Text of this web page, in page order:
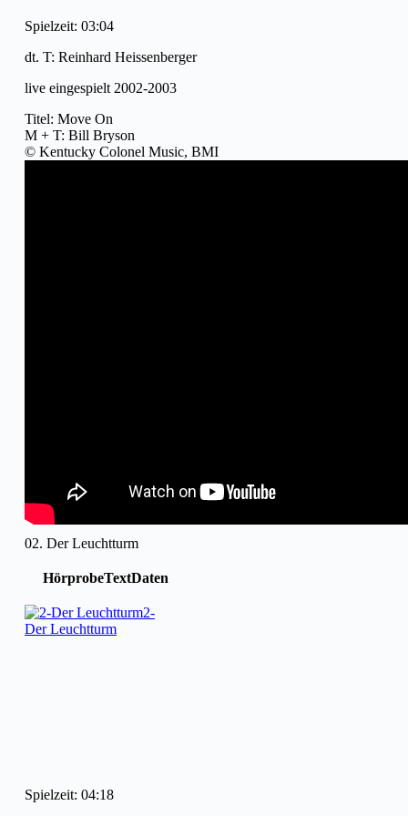
Spielzeit: 03:04
dt. T: Reinhard Heissenberger
live eingespielt 2002-2003
Titel: Move On
M + T: Bill Bryson
© Kentucky Colonel Music, BMI
02. Der Leuchtturm
HörprobeTextDaten
2-
Der Leuchtturm
Spielzeit: 04:18